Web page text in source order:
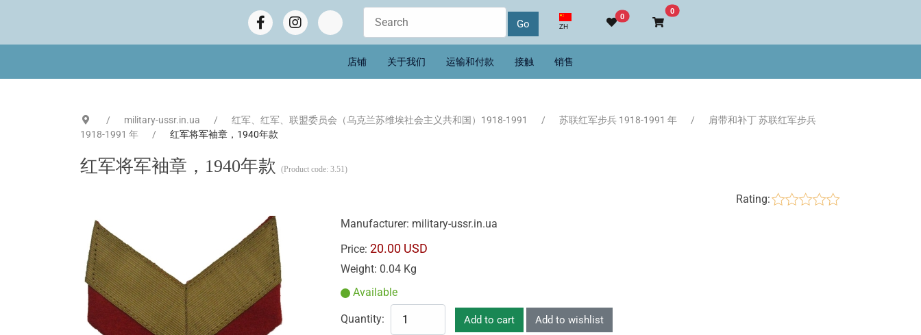
选择你的语音
ZH
0
0Go to cart
店铺 关于我们 运输和付款 接触 销售
military-ussr.in.ua 红军、红军、联盟委员会（乌克兰苏维埃社会主义共和国）1918-1991 苏联红军步兵 1918-1991 年
肩带和补丁 苏联红军步兵
1918-1991 年
红军将军袖章，1940年款
红军将军袖章，1940年款 (Product code: 3.51)
Rating:
Manufacturer: military-ussr.in.ua
Price: 20.00 USD
Weight: 0.04 Kg
Available
Quantity: